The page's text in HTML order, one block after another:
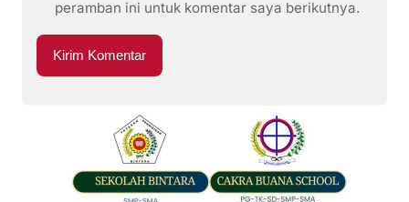
peramban ini untuk komentar saya berikutnya.